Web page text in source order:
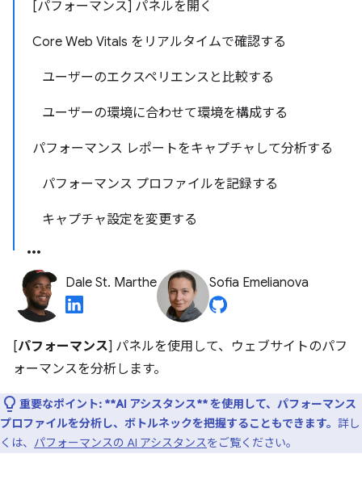
[パフォーマンス] パネルを開く
Core Web Vitals をリアルタイムで確認する
ユーザーのエクスペリエンスと比較する
ユーザーの環境に合わせて環境を構成する
パフォーマンス レポートをキャプチャして分析する
パフォーマンス プロファイルを記録する
キャプチャ設定を変更する
Dale St. Marthe Sofia Emelianova
[パフォーマンス] パネルを使用して、ウェブサイトのパフ
ォーマンスを分析します。
重要なポイント: **AI アシスタンス** を使用して、パフォーマンス
プロファイルを分析し、ボトルネックを把握することもできます。 詳し
くは、 パフォーマンスの AI アシスタンスをご覧ください。